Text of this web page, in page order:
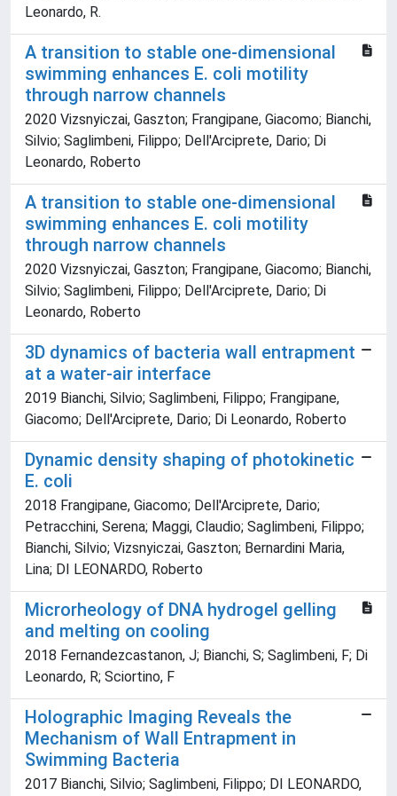
Leonardo, R.
A transition to stable one-dimensional
swimming enhances E. coli motility
through narrow channels
2020 Vizsnyiczai, Gaszton; Frangipane, Giacomo; Bianchi,
Silvio; Saglimbeni, Filippo; Dell'Arciprete, Dario; Di
Leonardo, Roberto
A transition to stable one-dimensional
swimming enhances E. coli motility
through narrow channels
2020 Vizsnyiczai, Gaszton; Frangipane, Giacomo; Bianchi,
Silvio; Saglimbeni, Filippo; Dell'Arciprete, Dario; Di
Leonardo, Roberto
3D dynamics of bacteria wall entrapment
at a water-air interface
2019 Bianchi, Silvio; Saglimbeni, Filippo; Frangipane,
Giacomo; Dell'Arciprete, Dario; Di Leonardo, Roberto
Dynamic density shaping of photokinetic
E. coli
2018 Frangipane, Giacomo; Dell'Arciprete, Dario;
Petracchini, Serena; Maggi, Claudio; Saglimbeni, Filippo;
Bianchi, Silvio; Vizsnyiczai, Gaszton; Bernardini Maria,
Lina; DI LEONARDO, Roberto
Microrheology of DNA hydrogel gelling
and melting on cooling
2018 Fernandezcastanon, J; Bianchi, S; Saglimbeni, F; Di
Leonardo, R; Sciortino, F
Holographic Imaging Reveals the
Mechanism of Wall Entrapment in
Swimming Bacteria
2017 Bianchi, Silvio; Saglimbeni, Filippo; DI LEONARDO,